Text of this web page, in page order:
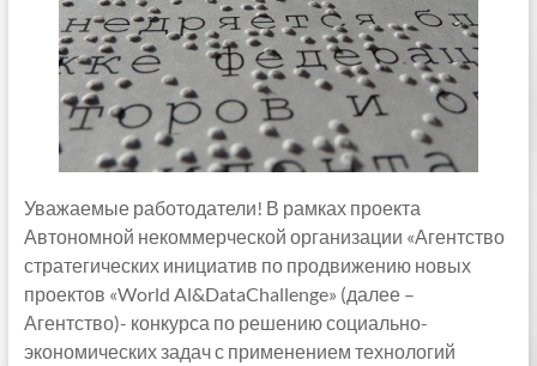
Уважаемые работодатели! В рамках проекта
Автономной некоммерческой организации «Агентство
стратегических инициатив по продвижению новых
проектов «World Al&DataChallenge» (далее –
Агентство)- конкурса по решению социально-
экономических задач с применением технологий